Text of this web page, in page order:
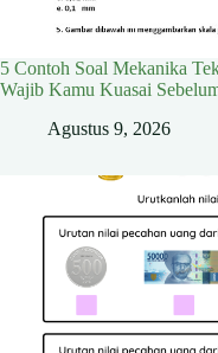
5 Contoh Soal Mekanika
Wajib Kamu Kuasai
Agustus 9, 2026